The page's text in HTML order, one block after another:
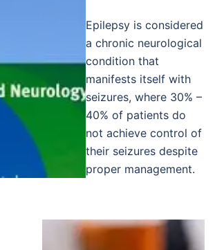
Epilepsy is considered
a chronic neurological
condition that
manifests itself with
seizures, where 30% –
40% of patients do
not achieve control of
their seizures despite
proper management.